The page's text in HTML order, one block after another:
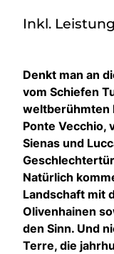
Inkl.
Denkt man an
vom Schiefen
weltberühmten
Ponte Vecchio,
Sienas und
Natürlich
Landschaft mit
Olivenhainen
den Sinn. Und
Terre, die